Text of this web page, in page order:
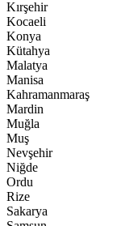
Kırşehir
Kocaeli
Konya
Kütahya
Malatya
Manisa
Kahramanmaraş
Mardin
Muğla
Muş
Nevşehir
Niğde
Ordu
Rize
Sakarya